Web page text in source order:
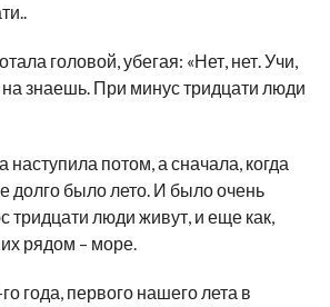
головой, убегая: «Нет, нет. Учи,
знаешь. При минус тридцати люди
наступила потом, а сначала, когда
долго было лето. И было очень
тридцати люди живут, и еще как,
рядом – море.
года, первого нашего лета в